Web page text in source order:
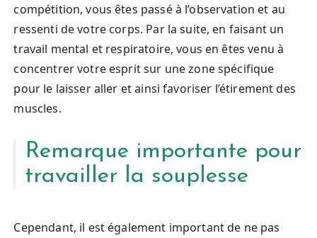
compétition, vous êtes passé à l’observation et au
ressenti de votre corps. Par la suite, en faisant un
travail mental et respiratoire, vous en êtes venu à
concentrer votre esprit sur une zone spécifique
pour le laisser aller et ainsi favoriser l’étirement des
muscles.
Remarque importante pour
travailler la souplesse
Cependant, il est également important de ne pas